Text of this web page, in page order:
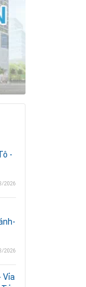
-
2026
2026
Vỉa